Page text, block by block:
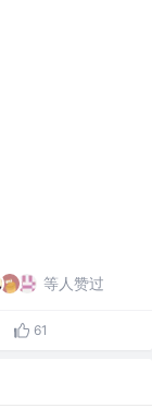
等人赞过
61